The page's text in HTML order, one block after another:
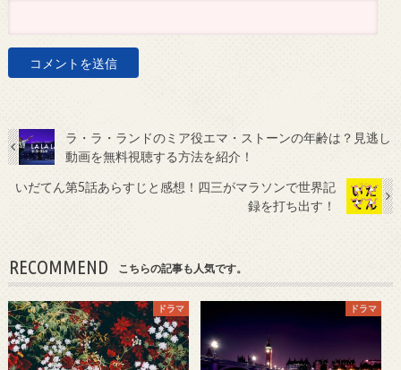
ラ・ラ・ランドのミア役エマ・ストーンの年齢は？見逃し
動画を無料視聴する方法を紹介！
いだてん第5話あらすじと感想！四三がマラソンで世界記
録を打ち出す！
RECOMMEND こちらの記事も人気です。
ドラマ ドラマ